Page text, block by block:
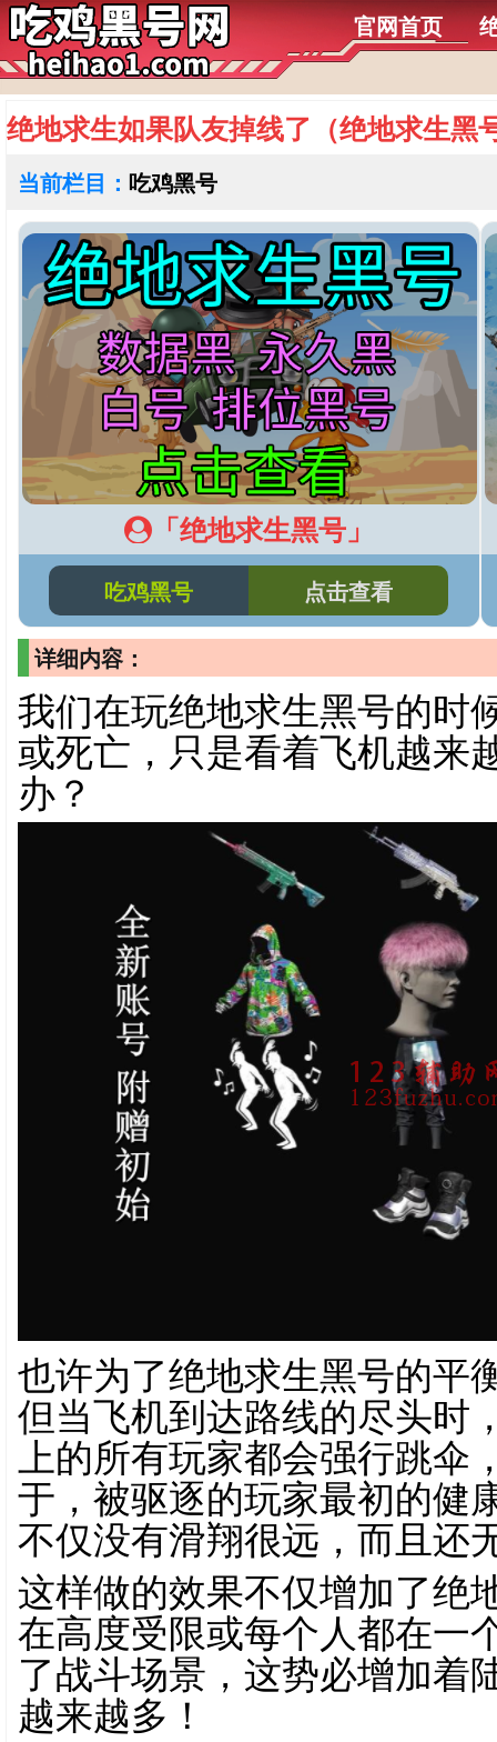
官网首页
绝地求生如果队友掉线了（绝地求生黑
当前栏目： 吃鸡黑号
「绝地求生黑号」
吃鸡黑号 点击查看
详细内容：
我们在玩绝地求生黑号的时
或死亡，只是看着飞机越来
办？
也许为了绝地求生黑号的平
但当飞机到达路线的尽头时
上的所有玩家都会强行跳伞
于，被驱逐的玩家最初的健
不仅没有滑翔很远，而且还
这样做的效果不仅增加了绝
在高度受限或每个人都在一
了战斗场景，这势必增加着
越来越多！